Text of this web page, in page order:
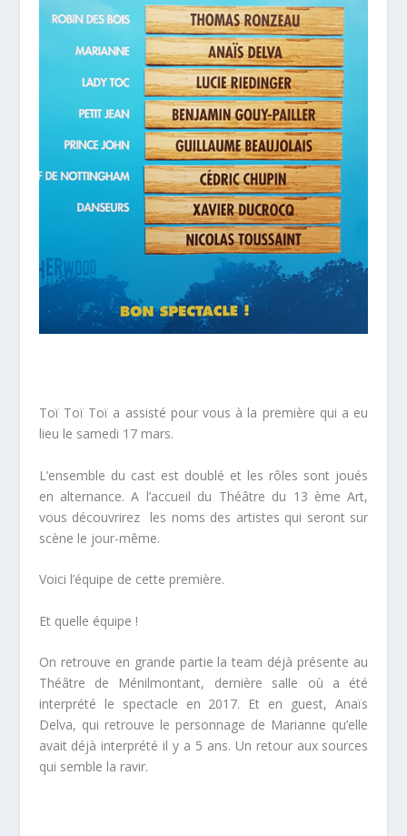
Toï Toï Toï a assisté pour vous à la première qui a eu
lieu le samedi 17 mars.
L’ensemble du cast est doublé et les rôles sont joués
en alternance. A l’accueil du Théâtre du 13 ème Art,
vous découvrirez les noms des artistes qui seront sur
scène le jour-même.
Voici l’équipe de cette première.
Et quelle équipe !
On retrouve en grande partie la team déjà présente au
Théâtre de Ménilmontant, dernière salle où a été
interprété le spectacle en 2017. Et en guest, Anaïs
Delva, qui retrouve le personnage de Marianne qu’elle
avait déjà interprété il y a 5 ans. Un retour aux sources
qui semble la ravir.